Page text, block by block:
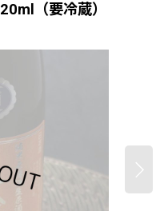
（要冷蔵）